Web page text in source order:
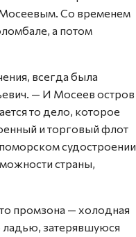
Мосеевым. Со временем
а потом
всегда была
— И Мосеев остров
то дело, которое
и торговый флот
судостроении
страны,
промзона — холодная
затерявшуюся